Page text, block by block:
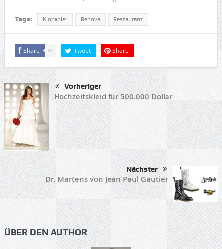
Tags: Klopapier Renova Restaurant
Share 0 Tweet Share
Vorheriger
Hochzeitskleid für 500.000 Dollar
Nächster
Dr. Martens von Jean Paul Gautier
ÜBER DEN AUTHOR